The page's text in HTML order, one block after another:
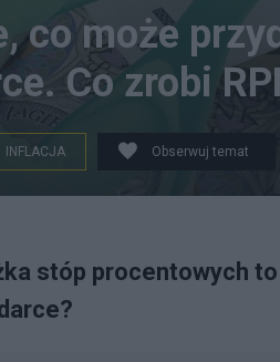
co może
Co zrobi
INFLACJA Obserwuj temat
stóp procentowych